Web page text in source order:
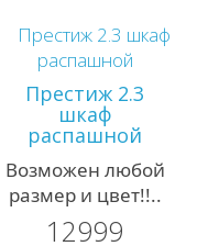
Престиж 2.3
шкаф
распашной
Возможен любой
размер и цвет!!..
12999